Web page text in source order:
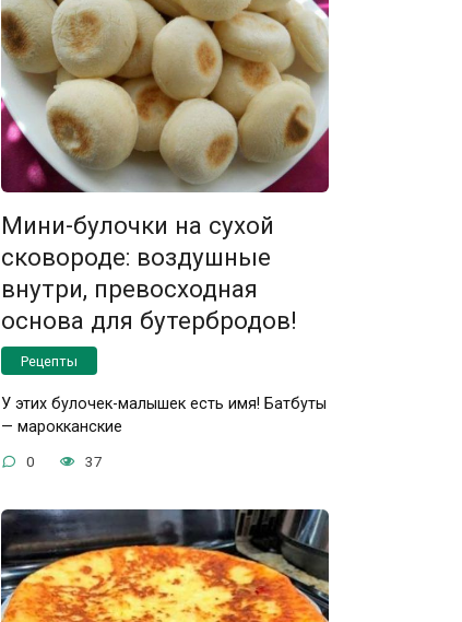
Мини-булочки на сухой
сковороде: воздушные
внутри, превосходная
основа для бутербродов!
Рецепты
У этих булочек-малышек есть имя! Батбуты
— марокканские
0 37